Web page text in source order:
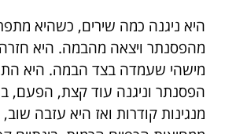
היא ניגנה כמה שירים, כשהיא
מהפסנתר ויצאה מהבמה. היא
מישהי שעמדה בצד הבמה. היא
הפסנתר וניגנה עוד קצת, הפעם,
מנגינות קודרות ואז היא עזבה